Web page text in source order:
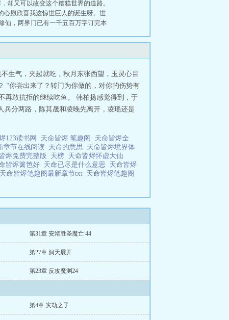
却又可以改变这个糟糕世界的道路。
心愿欣喜我这惊世巨人的诞生呀。世
仙，两界门已有一千五百万字订完本
生气，夹起就吃，秋月东张西望，玉灵心目
“你尝出来了？转门为你做的，对你的伤势有
再敢抗拒的继续吃鱼。 韩柏扬感觉得到，于
分两路，陈其晟和凌晚先离开，凌瑶还是
123读书网 天命皆烬 笔趣阁 天命皆烬全
章节在线阅读 天命的意思 天命皆烬境界体
烬免费完整版 天榜 天命皆烬怀虚大仙
皆烬篱笆好 天命已尽是什么意思 天命皆烬
天命皆烬笔趣阁最新章节txt 天命皆烬笔趣阁
第31章 安靖胜圣魔亡 44
第27章 洞天展开
第23章 反攻魔渊24
第4章 灾劫之子